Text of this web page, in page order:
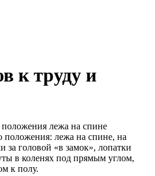
к труду и
лежа на спине
положения: лежа на спине, на
за головой «в замок», лопатки
в коленях под прямым углом,
к полу.